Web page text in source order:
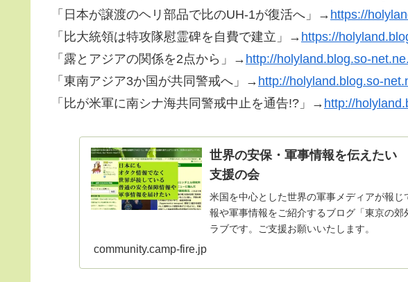
「日本が譲渡のヘリ部品で比のUH-1が復活へ」→ https://
「比大統領は特攻隊慰霊碑を自費で建立」→ https://
「露とアジアの関係を2点から」→ http://holyland.blog.so-
「東南アジア3か国が共同警戒へ」→ http://holyland.blog.so-
「比が米軍に南シナ海共同警戒中止を通告!?」→ http://
世界の安保・軍事情報を伝えたい
支援の会
米国を中心とした世界の軍事メディアが報
報や軍事情報をご紹介するブログ「東京の
ラブです。ご支援お願いいたします。
community.camp-fire.jp